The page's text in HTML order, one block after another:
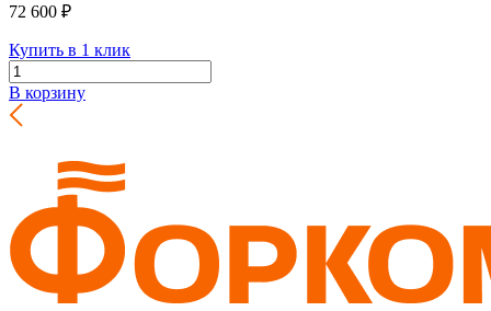
72 600 ₽
Купить в 1 клик
В корзину